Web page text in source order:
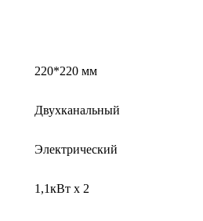
220*220 мм
Двухканальный
Электрический
1,1кВт х 2